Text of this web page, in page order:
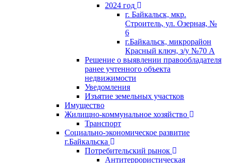
2024 год
г. Байкальск, мкр.
Строитель, ул. Озерная, №
6
г.Байкальск, микрорайон
Красный ключ, з/у №70 А
Решение о выявлении правообладателя
ранее учтенного объекта
недвижимости
Уведомления
Изъятие земельных участков
Имущество
Жилищно-коммунальное хозяйство
Транспорт
Социально-экономическое развитие
г.Байкальска
Потребительский рынок
Антитеррористическая